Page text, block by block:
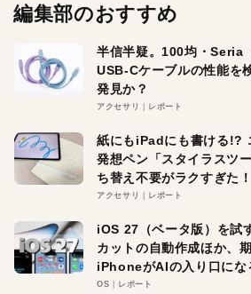
編集部のおすすめ
半信半疑。100均・Seria
USB-Cケーブルの性能を
発見か？
アクセサリ レポート
紙にもiPadにも書ける!?
発想ペン「スタイラスツ
ち替え不要がラクすぎた！
アクセサリ レポート
iOS 27（ベータ版）を試
カットの自動作成ほか、
iPhoneがAIの入り口にな
OS レポート